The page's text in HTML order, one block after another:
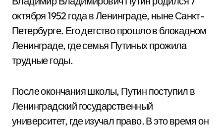
октября 1952 года в Ленинграде, ныне Санкт-
Петербурге. Его детство прошло в блокадном
Ленинграде, где семья Путиных прожила
трудные годы.
После окончания школы, Путин поступил в
Ленинградский государственный
университет, где изучал право. В это время он